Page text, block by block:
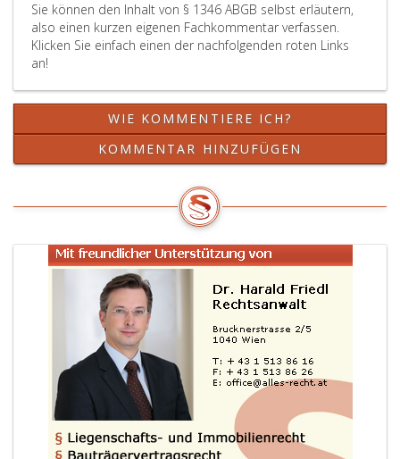
Sie können den Inhalt von § 1346 ABGB selbst erläutern,
also einen kurzen eigenen Fachkommentar verfassen.
Klicken Sie einfach einen der nachfolgenden roten Links
an!
WIE KOMMENTIERE ICH?
KOMMENTAR HINZUFÜGEN